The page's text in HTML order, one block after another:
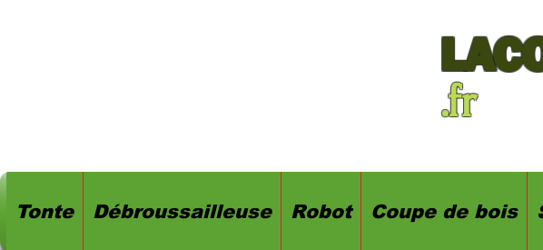
.fr
Tonte Débroussailleuse Robot Coupe de bois